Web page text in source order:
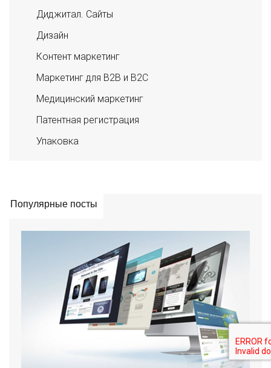
Диджитал. Сайты
Дизайн
Контент маркетинг
Маркетинг для B2B и B2C
Медицинский маркетинг
Патентная регистрация
Упаковка
Популярные посты